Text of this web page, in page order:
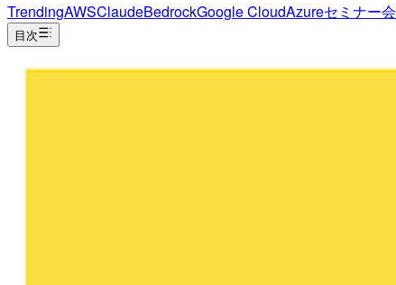
TrendingAWSClaudeBedrockGoogle CloudAzureセミナー
目次